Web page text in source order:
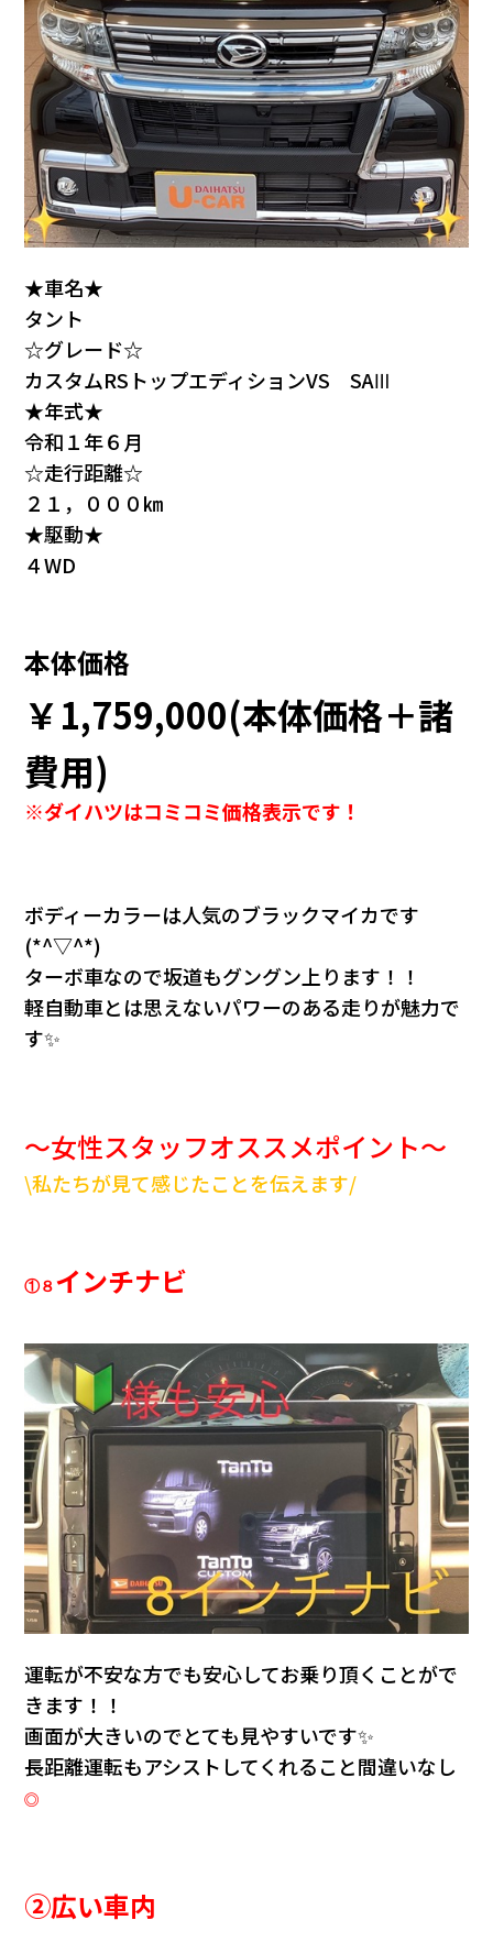
★車名★
タント
☆グレード☆
カスタムRSトップエディションVS SAⅢ
★年式★
令和１年６月
☆走行距離☆
２１，０００㎞
★駆動★
４WD
本体価格
￥1,759,000(本体価格＋諸
費用)
※ダイハツはコミコミ価格表示です！
ボディーカラーは人気のブラックマイカです
(*^▽^*)
ターボ車なので坂道もグングン上ります！！
軽自動車とは思えないパワーのある走りが魅力で
す✨
～女性スタッフオススメポイント～
\私たちが見て感じたことを伝えます/
①８インチナビ
運転が不安な方でも安心してお乗り頂くことがで
きます！！
画面が大きいのでとても見やすいです✨
長距離運転もアシストしてくれること間違いなし
◎
②広い車内